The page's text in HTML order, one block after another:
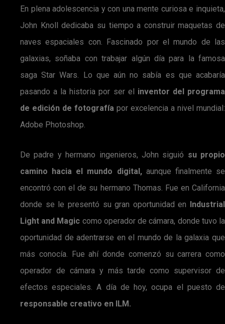
En plena adolescencia y con una mente curiosa e inquieta,
John Knoll dedicaba su tiempo a construir maquetas de
naves espaciales con. Fascinado por el mundo de las
galaxias, soñaba con trabajar algún día para la famosa
saga Star Wars. Lo que aún no sabía es que acabaría
pasando a la historia por ser el inventor del programa
de edición de fotografía por excelencia a nivel mundial:
Adobe Photoshop.
De padre y hermano ingenieros, John siguió su propio
camino hacia el mundo digital,aunque finalmente se
encontró con el de su hermano Thomas. Fue en California
donde se le presentó su gran oportunidad en Industrial
Light and Magic como operador de cámara, donde tuvo la
oportunidad de adentrarse en el mundo de la galaxia que
más conocía. Fue ahí donde comenzó su carrera como
operador de cámara y más tarde como supervisor de
efectos especiales. A día de hoy, ocupa el puesto de
responsable creativo en ILM.